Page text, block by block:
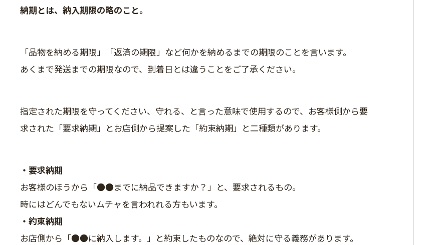
納期とは、納入期限の略のこと。
「品物を納める期限」「返済の期限」など何かを納めるまでの期限のことを言います。
あくまで発送までの期限なので、到着日とは違うことをご了承ください。
指定された期限を守ってください、守れる、と言った意味で使用するので、お客様側から要
求された「要求納期」とお店側から提案した「約束納期」と二種類があります。
・要求納期
お客様のほうから「●●までに納品できますか？」と、要求されるもの。
時にはどんでもないムチャを言われれる方もいます。
・約束納期
お店側から「●●に納入します。」と約束したものなので、絶対に守る義務があります。